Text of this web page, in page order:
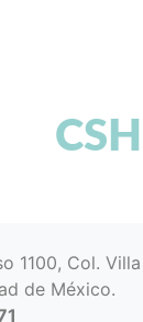
CSH
1100, Col.
de México.